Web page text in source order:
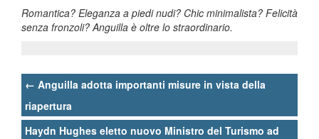
Romantica? Eleganza a piedi nudi? Chic minimalista? Felicità
senza fronzoli? Anguilla è oltre lo straordinario.
Post
navigation
← Anguilla adotta importanti misure in vista della
riapertura
Haydn Hughes eletto nuovo Ministro del Turismo ad